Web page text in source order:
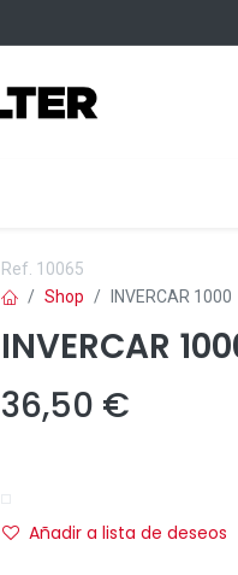
Ref. 10065
Shop
INVERCAR 1000
INVERCAR
36,50 €
Añadir a lista de deseos